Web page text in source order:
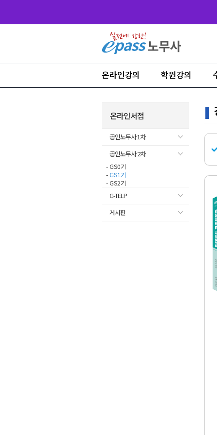
온라인강의 학원강의
온라인서점
공인노무사 1차
공인노무사 2차
- GS0기
-GS1기
- GS2기
G-TELP
게시판